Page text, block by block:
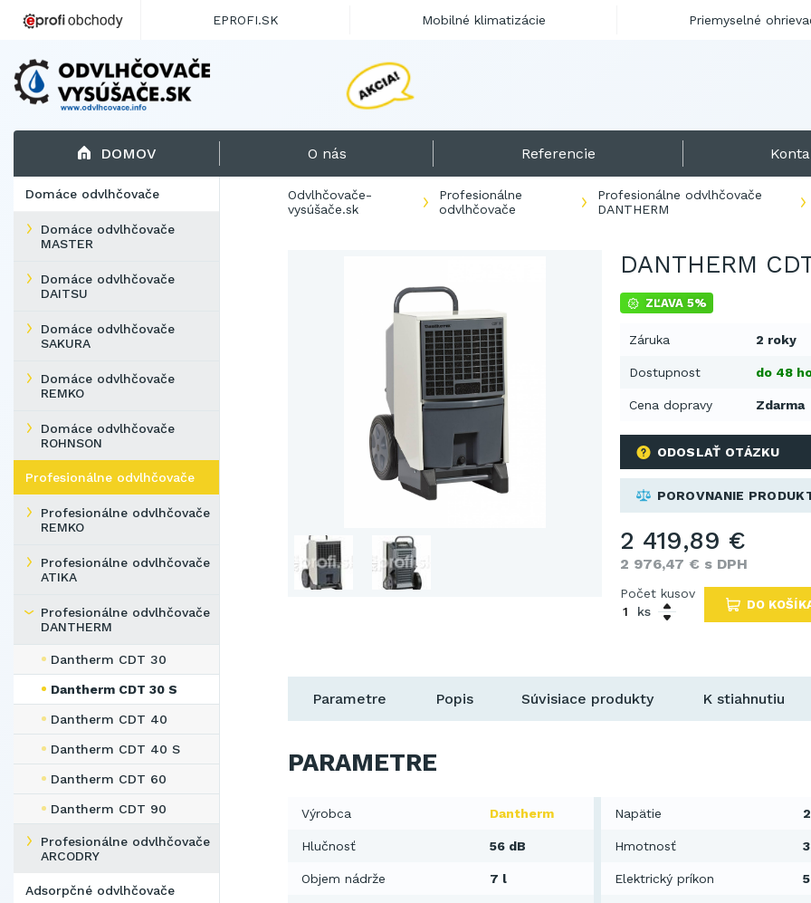
DOMOV O nás Referencie
Domáce odvlhčovače
Domáce odvlhčovače
MASTER
Domáce odvlhčovače
DAITSU
Domáce odvlhčovače
SAKURA
Domáce odvlhčovače
REMKO
Domáce odvlhčovače
ROHNSON
Profesionálne odvlhčovače
Profesionálne odvlhčovače
REMKO
Profesionálne odvlhčovače
ATIKA
Profesionálne odvlhčovače
DANTHERM
Dantherm CDT 30
Dantherm CDT 30 S
Dantherm CDT 40
Dantherm CDT 40 S
Dantherm CDT 60
Dantherm CDT 90
Profesionálne odvlhčovače
ARCODRY
Adsorpčné odvlhčovače
Odvlhčovače-
vysúšače.sk
Profesionálne
odvlhčovače
Profesionálne odvlhčovače
DANTHERM
DANTHERM
ZĽAVA 5%
Záruka 2 roky
Dostupnost do 48
Cena dopravy Zdarma
ODOSLAŤ OTÁZKU
POROVNANIE
2 419,89 €
2 976,47 € s DPH
Počet kusov
ks
DO
Parametre Popis Súvisiace produkty K stiahnutiu
PARAMETRE
Výrobca Dantherm Napätie
Hlučnosť 56 dB Hmotnosť
Objem nádrže 7 l Elektrický príkon
EPROFI.SK Mobilné klimatizácie Priemyselné